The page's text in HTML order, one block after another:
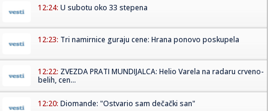
12:24: U subotu oko 33 stepena
12:23: Tri namirnice guraju cene: Hrana ponovo poskupela
12:22: ZVEZDA PRATI MUNDIJALCA: Helio Varela na radaru crveno-
belih, cen...
12:20: Diomande: "Ostvario sam dečački san"